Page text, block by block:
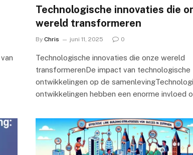
Technologische innovaties die
wereld transformeren
By Chris juni 11, 2025 0
Technologische innovaties die onze wereld
transformerenDe impact van technologische
ontwikkelingen op de
ontwikkelingen hebben een enorme invloed